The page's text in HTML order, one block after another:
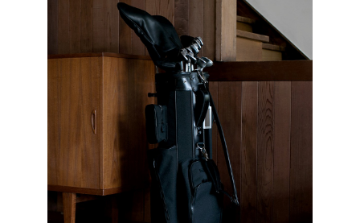
2024年3月 [10]
2024年2月 [1]
2024年1月 [1]
2023年12月 [7]
2023年11月 [6]
2023年9月 [4]
2023年8月 [6]
2023年7月 [4]